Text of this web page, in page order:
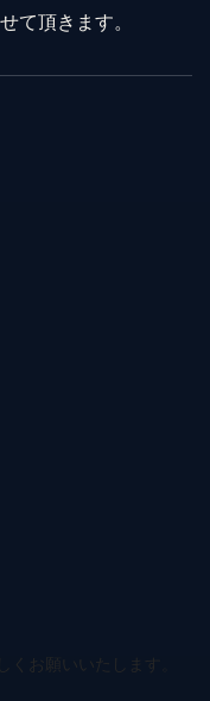
て頂きます。
お願いいたします。